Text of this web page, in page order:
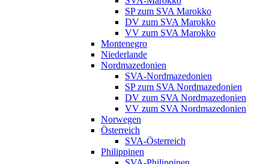
SP zum SVA Marokko
DV zum SVA Marokko
VV zum SVA Marokko
Montenegro
Niederlande
Nordmazedonien
SVA-Nordmazedonien
SP zum SVA Nordmazedonien
DV zum SVA Nordmazedonien
VV zum SVA Nordmazedonien
Norwegen
Österreich
SVA-Österreich
Philippinen